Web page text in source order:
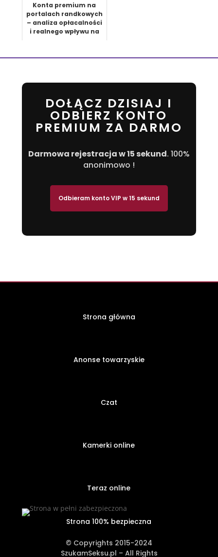
Konta premium na
portalach randkowych
– analiza opłacalności
i realnego wpływu na
DOŁĄCZ DZISIAJ I
ODBIERZ KONTO
PREMIUM ZA DARMO
Darmowa rejestracja w 15 sekund. 100%
anonimowo !
Odbieram konto VIP w 15 sekund
Strona główna
Anonse towarzyskie
Czat
Kamerki online
Teraz online
Strona 100% bezpieczna
© Copyrights 2015-2024
SzukamSeksu.pl – All Rights